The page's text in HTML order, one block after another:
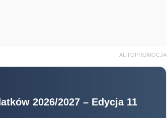
AUTOPROMOCJA
2026/2027 – Edycja 11